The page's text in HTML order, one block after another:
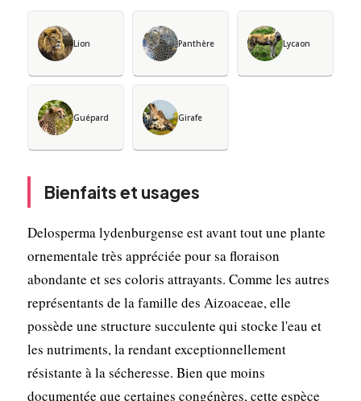
Lion Panthère Lycaon
Guépard Girafe
Bienfaits et usages
Delosperma lydenburgense est avant tout une plante
ornementale très appréciée pour sa floraison
abondante et ses coloris attrayants. Comme les autres
représentants de la famille des Aizoaceae, elle
possède une structure succulente qui stocke l'eau et
les nutriments, la rendant exceptionnellement
résistante à la sécheresse. Bien que moins
documentée que certaines congénères, cette espèce